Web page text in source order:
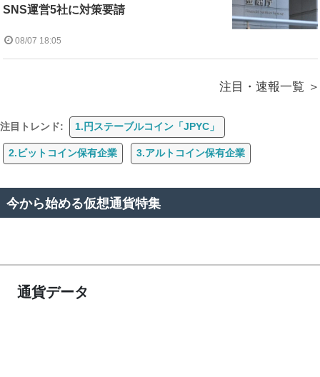
SNS運営5社に対策要請
08/07 18:05
注目・速報一覧
注目トレンド: 1.円ステーブルコイン「JPYC」
2.ビットコイン保有企業 3.アルトコイン保有企業
今から始める仮想通貨特集
通貨データ